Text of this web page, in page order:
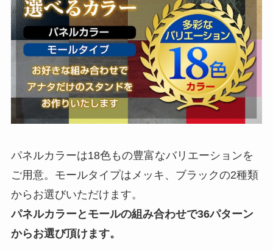
パネルカラーは18色もの豊富なバリエーションを
ご用意。モールタイプはメッキ、ブラックの2種類
からお選びいただけます。
パネルカラーとモールの組み合わせで36パターン
からお選び頂けます。